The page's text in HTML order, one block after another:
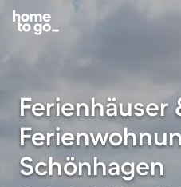
Ferienhäuser
Schönhagen